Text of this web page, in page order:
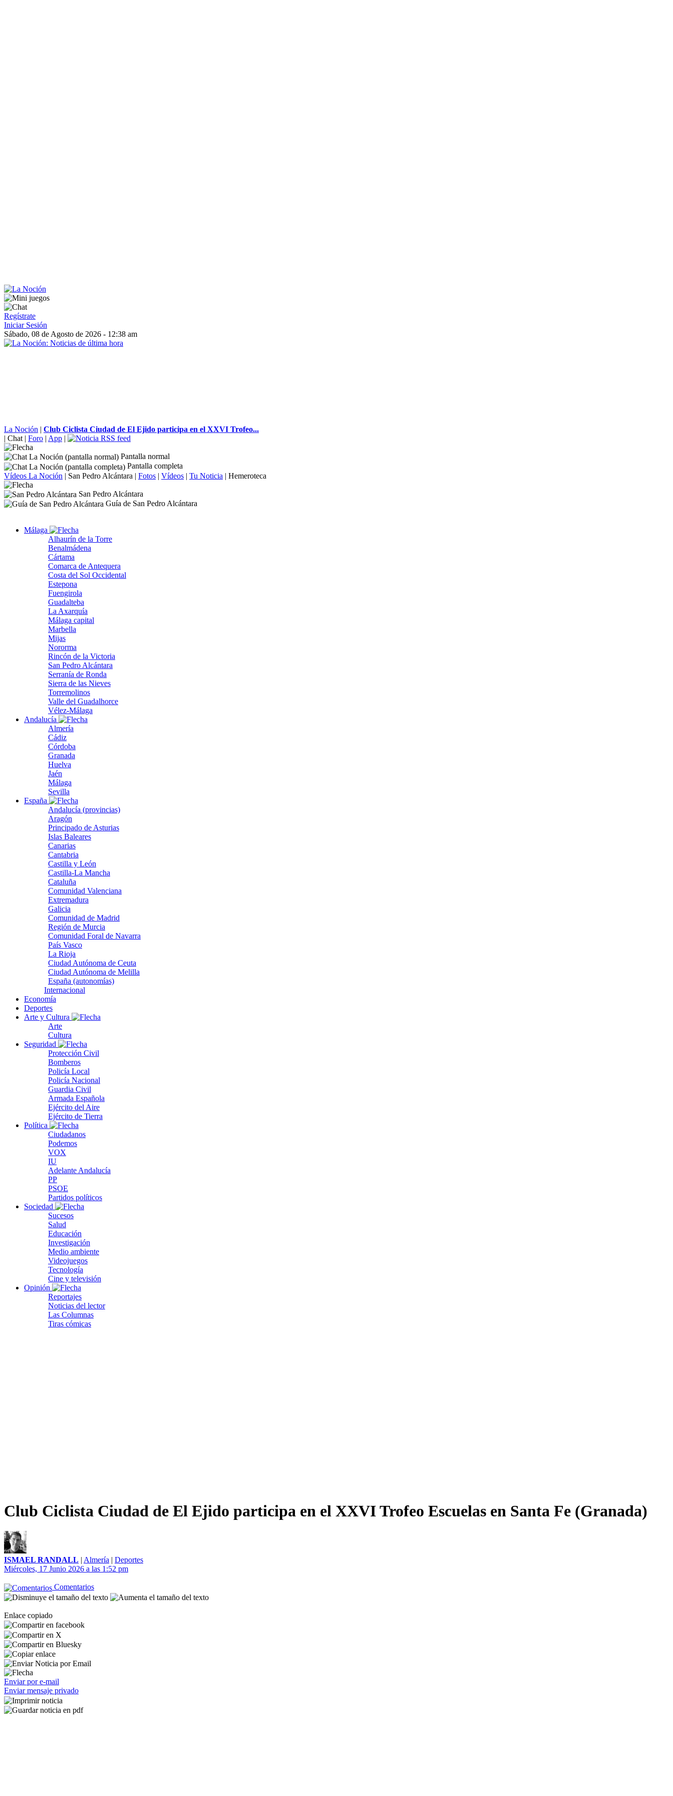
Regístrate
Iniciar Sesión
Sábado, 08 de Agosto de 2026 - 12:38 am
La Noción | Club Ciclista Ciudad de El Ejido participa en el XXVI Trofeo...
| Chat | Foro | App |
Pantalla normal
Pantalla completa
Vídeos La Noción | San Pedro Alcántara | Fotos | Vídeos | Tu Noticia | Hemeroteca
San Pedro Alcántara
Guía de San Pedro Alcántara
Málaga
Alhaurín de la Torre
Benalmádena
Cártama
Comarca de Antequera
Costa del Sol Occidental
Estepona
Fuengirola
Guadalteba
La Axarquía
Málaga capital
Marbella
Mijas
Nororma
Rincón de la Victoria
San Pedro Alcántara
Serranía de Ronda
Sierra de las Nieves
Torremolinos
Valle del Guadalhorce
Vélez-Málaga
Andalucía
Almería
Cádiz
Córdoba
Granada
Huelva
Jaén
Málaga
Sevilla
España
Andalucía (provincias)
Aragón
Principado de Asturias
Islas Baleares
Canarias
Cantabria
Castilla y León
Castilla-La Mancha
Cataluña
Comunidad Valenciana
Extremadura
Galicia
Comunidad de Madrid
Región de Murcia
Comunidad Foral de Navarra
País Vasco
La Rioja
Ciudad Autónoma de Ceuta
Ciudad Autónoma de Melilla
España (autonomías)
Internacional
Economía
Deportes
Arte y Cultura
Arte
Cultura
Seguridad
Protección Civil
Bomberos
Policía Local
Policía Nacional
Guardia Civil
Armada Española
Ejército del Aire
Ejército de Tierra
Política
Ciudadanos
Podemos
VOX
IU
Adelante Andalucía
PP
PSOE
Partidos políticos
Sociedad
Sucesos
Salud
Educación
Investigación
Medio ambiente
Videojuegos
Tecnología
Cine y televisión
Opinión
Reportajes
Noticias del lector
Las Columnas
Tiras cómicas
Club Ciclista Ciudad de El Ejido participa en el XXVI Trofeo Escuelas en Santa Fe (Granada)
ISMAEL RANDALL | Almería | Deportes
Miércoles, 17 Junio 2026 a las 1:52 pm
Comentarios
Enlace copiado
Enviar por e-mail
Enviar mensaje privado